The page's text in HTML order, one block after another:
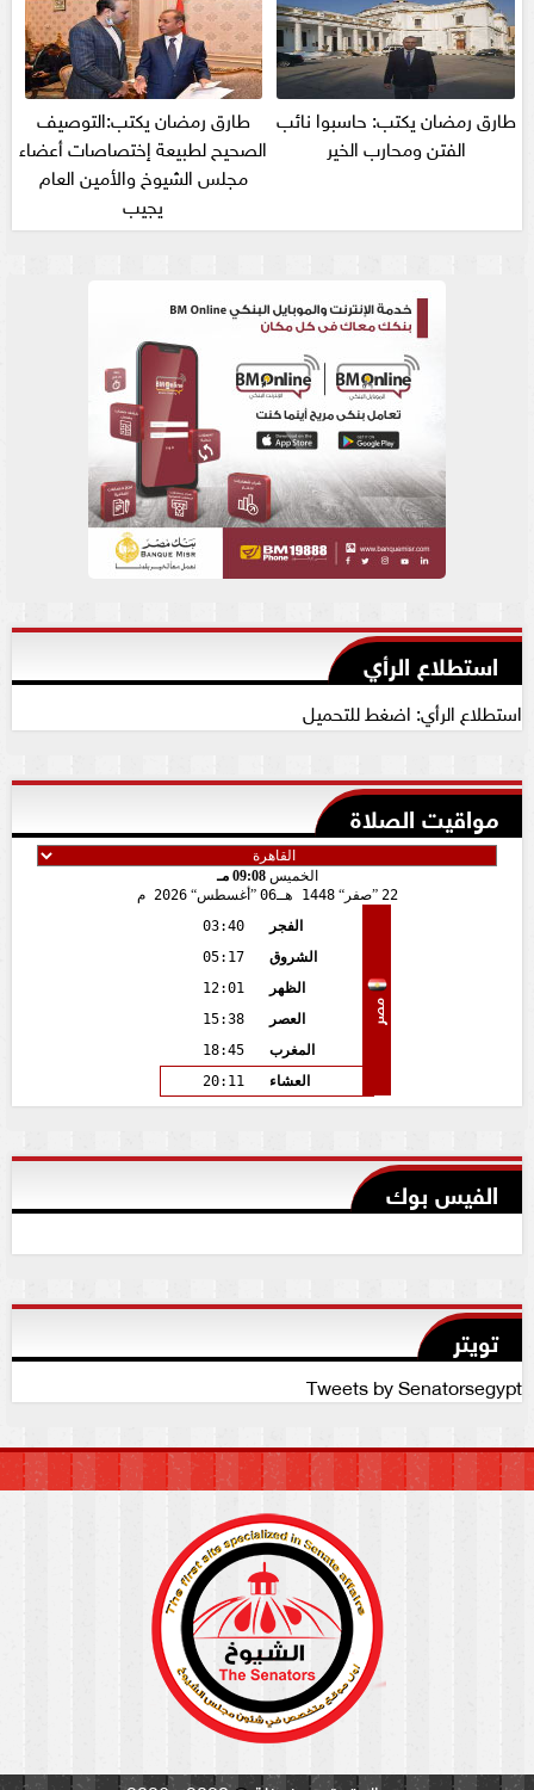
طارق رمضان يكتب: حاسبوا نائب
الفتن ومحارب الخير
طارق رمضان يكتب:التوصيف
الصحيح لطبيعة إختصاصات أعضاء
مجلس الشيوخ والأمين العام
يجيب
استطلاع الرأي
استطلاع الرأي: اضغط للتحميل
مواقيت الصلاة
الخميس09:08 مـ
22
صفر 1448 هـ 06 أغسطس 2026 م
مصر
الفجر
03:40
الشروق
05:17
الظهر
12:01
العصر
15:38
المغرب
18:45
العشاء
20:11
الفيس بوك
تويتر
Tweets by Senatorsegypt